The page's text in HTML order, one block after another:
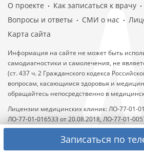
Записаться по
О проекте Как записаться к врачу
Вопросы и ответы
СМИ о нас
Карта сайта
Информация на сайте не может быть
самодиагностики и самолечения, не
(ст. 437 ч. 2 Гражданского кодекса
вопросам, касающимся здоровья и
обращайтесь непосредственно в
Лицензии медицинских клиник: ЛО-77-01-
ЛО-77-01-016533 от 20.08.2018, ЛО-77-01-
01-016590 от 29.08.2018.
Лицензии выданы Департаментом